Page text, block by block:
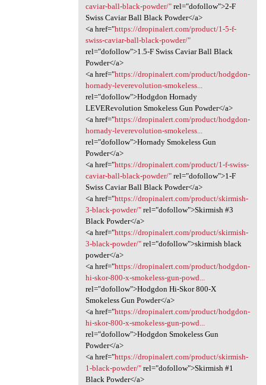
caviar-ball-black-powder/"rel="dofollow">2-F
Swiss Caviar Ball Black Powder</a>
<a href="https://dropinalert.com/product/1-5-f-
swiss-caviar-ball-black-powder/"
rel="dofollow">1.5-F Swiss Caviar Ball Black
Powder</a>
<a href="https://dropinalert.com/product/hodgdon-
hornady-leverevolution-smokeless...
rel="dofollow">Hodgdon Hornady
LEVERevolution Smokeless Gun Powder</a>
<a href="https://dropinalert.com/product/hodgdon-
hornady-leverevolution-smokeless...
rel="dofollow">Hornady Smokeless Gun
Powder</a>
<a href="https://dropinalert.com/product/1-f-swiss-
caviar-ball-black-powder/"rel="dofollow">1-F
Swiss Caviar Ball Black Powder</a>
<a href="https://dropinalert.com/product/skirmish-
3-black-powder/"rel="dofollow">Skirmish #3
Black Powder</a>
<a href="https://dropinalert.com/product/skirmish-
3-black-powder/"rel="dofollow">skirmish black
powder</a>
<a href="https://dropinalert.com/product/hodgdon-
hi-skor-800-x-smokeless-gun-powd...
rel="dofollow">Hodgdon Hi-Skor 800-X
Smokeless Gun Powder</a>
<a href="https://dropinalert.com/product/hodgdon-
hi-skor-800-x-smokeless-gun-powd...
rel="dofollow">Hodgdon Smokeless Gun
Powder</a>
<a href="https://dropinalert.com/product/skirmish-
1-black-powder/"rel="dofollow">Skirmish #1
Black Powder</a>